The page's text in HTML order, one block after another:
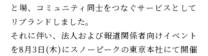
と場、コミュニティ同士をつなぐサービスとして​
リブランドしました。
それに伴い、法人および報道関係者向けイベント
を8月3日(木)にスノーピークの東京本社にて開催